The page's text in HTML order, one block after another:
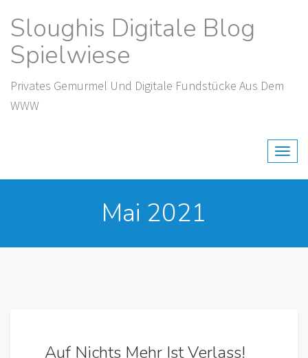
content
Sloughis Digitale Blog
Spielwiese
Privates Gemurmel Und Digitale Fundstücke Aus Dem
WWW
Mai 2021
Auf Nichts Mehr Ist Verlass!